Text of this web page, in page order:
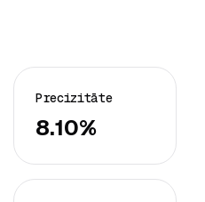
Precizitāte
8.10%